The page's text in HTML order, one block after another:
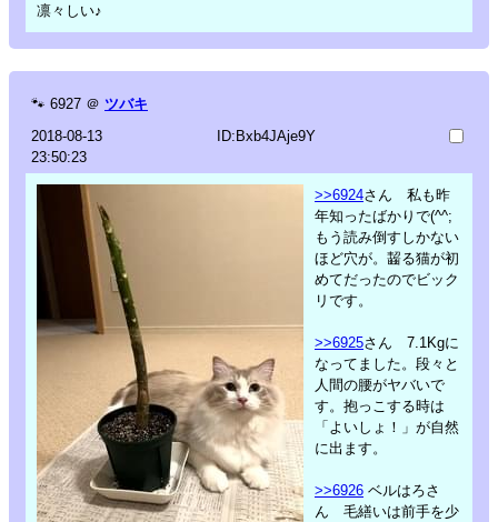
凛々しい♪
🐾 6927 ＠ ツバキ
2018-08-13
23:50:23
ID:Bxb4JAje9Y
>>6924さん 私も昨
年知ったばかりで(^^;
もう読み倒すしかない
ほど穴が。齧る猫が初
めてだったのでビック
リです。
>>6925さん 7.1Kgに
なってました。段々と
人間の腰がヤバいで
す。抱っこする時は
「よいしょ！」が自然
に出ます。
>>6926 ベルはろさ
ん 毛繕いは前手を少